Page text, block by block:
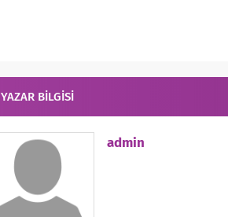
YAZAR BİLGİSİ
admin